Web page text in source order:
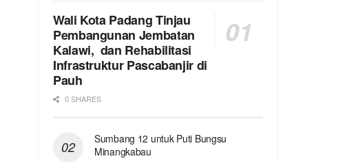
Wali Kota Padang Tinjau
Pembangunan Jembatan
Kalawi, dan Rehabilitasi
Infrastruktur Pascabanjir di
Pauh
0 SHARES
Sumbang 12 untuk Puti Bungsu
Minangkabau